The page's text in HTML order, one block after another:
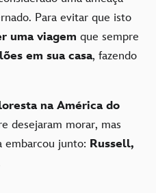
Para evitar que isto
uma viagem que sempre
em sua casa, fazendo
na América do
desejaram morar, mas
embarcou junto: Russell,